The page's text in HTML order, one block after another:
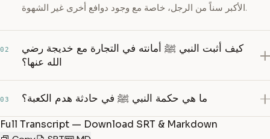
الأكبر سناً من الرجل، خاصة مع وجود دوافع أخرى غير الشهوة.
02
كيف أثبت النبي ﷺ أمانته في التجارة مع خديجة رضي
الله عنها؟
03 ما هي حكمة النبي ﷺ في حادثة هدم الكعبة؟
Full Transcript — Download SRT & Markdown